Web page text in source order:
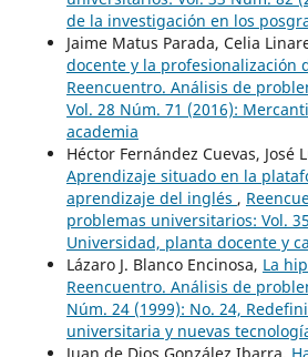
de la investigación en los
Jaime Matus Parada, Celia
docente y la profesionalización
Reencuentro. Análisis de
Vol. 28 Núm. 71 (2016):
academia
Héctor Fernández Cuevas, José
Aprendizaje situado en la
aprendizaje del inglés ,
problemas universitarios: Vol.
Universidad, planta docente y
Lázaro J. Blanco Encinosa, La
Reencuentro. Análisis de
Núm. 24 (1999): No. 24,
universitaria y nuevas
Juan de Dios González Ibarra,